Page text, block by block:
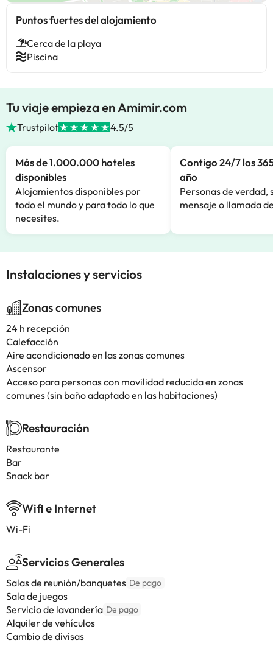
Puntos fuertes del alojamiento
Cerca de la playa
Piscina
Tu viaje empieza en Amimir.com
Trustpilot 4.5/5
Más de 1.000.000 hoteles
disponibles
Alojamientos disponibles por
todo el mundo y para todo lo que
necesites.
Contigo 24/7 los
año
Personas de verdad,
mensaje o llamada
Instalaciones y servicios
Zonas comunes
24 h recepción
Calefacción
Aire acondicionado en las zonas comunes
Ascensor
Acceso para personas con movilidad reducida en zonas
comunes (sin baño adaptado en las habitaciones)
Restauración
Restaurante
Bar
Snack bar
Wifi e Internet
Wi-Fi
Servicios Generales
Salas de reunión/banquetes De pago
Sala de juegos
Servicio de lavandería De pago
Alquiler de vehículos
Cambio de divisas